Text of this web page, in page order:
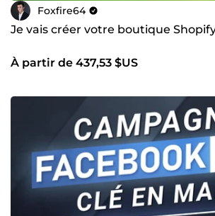
Foxfire64
Je vais créer votre boutique
À partir de 437,53 $US